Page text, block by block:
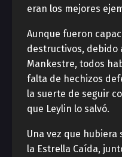
eran los mejores
Aunque fueron
destructivos, debido
Mankestre, todos
falta de hechizos
la suerte de seguir
que Leylin lo salvó.
Una vez que
la Estrella Caída,